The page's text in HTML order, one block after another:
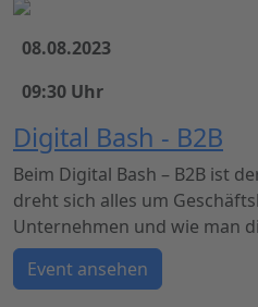
08.08.2023
09:30 Uhr
Digital Bash - B2B
Beim Digital Bash – B2B ist
dreht sich alles um
Unternehmen und wie man
Event ansehen